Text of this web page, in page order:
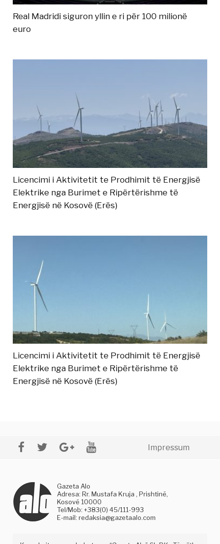
Real Madridi siguron yllin e ri për 100 milionë
euro
Licencimi i Aktivitetit te Prodhimit të Energjisë
Elektrike nga Burimet e Ripërtërishme të
Energjisë në Kosovë (Erës)
Licencimi i Aktivitetit te Prodhimit të Energjisë
Elektrike nga Burimet e Ripërtërishme të
Energjisë në Kosovë (Erës)
Impressum
Gazeta Alo
Adresa: Rr. Mustafa Kruja , Prishtinë,
Kosovë 10000
Tel/Mob: +383(0) 45/111-993
E-mail:redaksia@gazetaalo.com